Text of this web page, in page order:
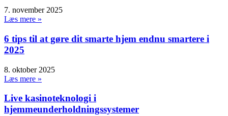
7. november 2025
Læs mere »
6 tips til at gøre dit smarte hjem endnu smartere i
2025
8. oktober 2025
Læs mere »
Live kasinoteknologi i
hjemmeunderholdningssystemer